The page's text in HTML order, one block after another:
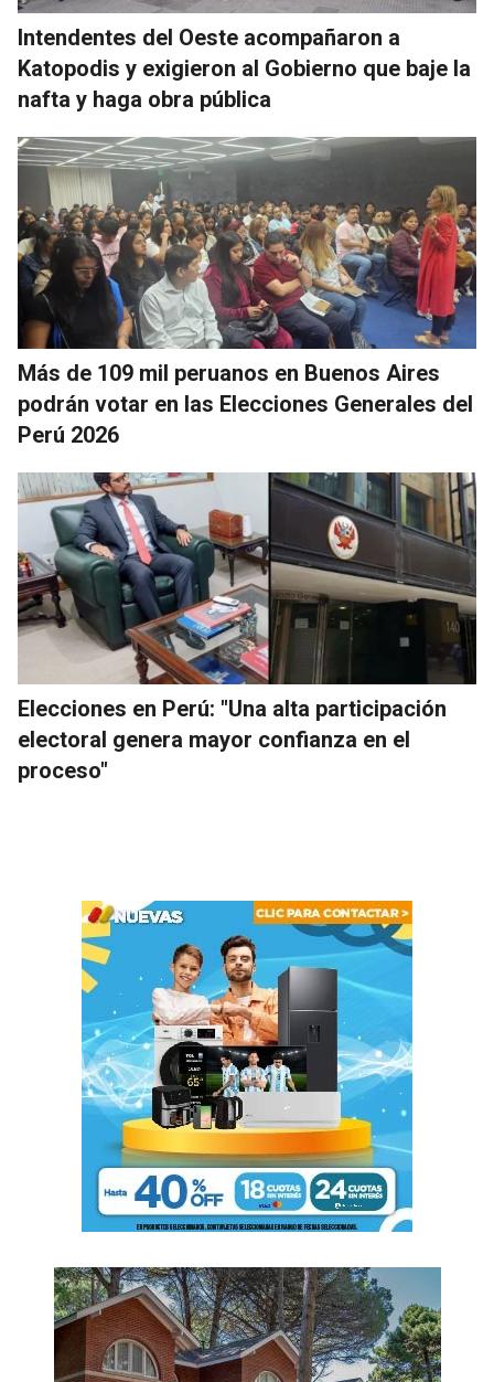
Intendentes del Oeste acompañaron a
Katopodis y exigieron al Gobierno que baje la
nafta y haga obra pública
Más de 109 mil peruanos en Buenos Aires
podrán votar en las Elecciones Generales del
Perú 2026
Elecciones en Perú: "Una alta participación
electoral genera mayor confianza en el
proceso"